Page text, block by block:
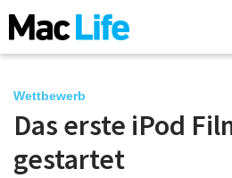
News
Wettbewerb
Das erste iPod
gestartet